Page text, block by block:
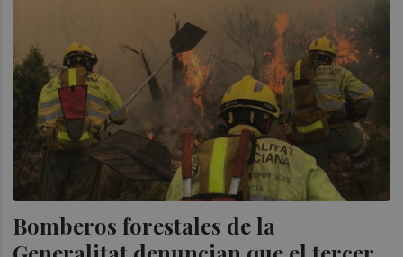
Bomberos forestales de la